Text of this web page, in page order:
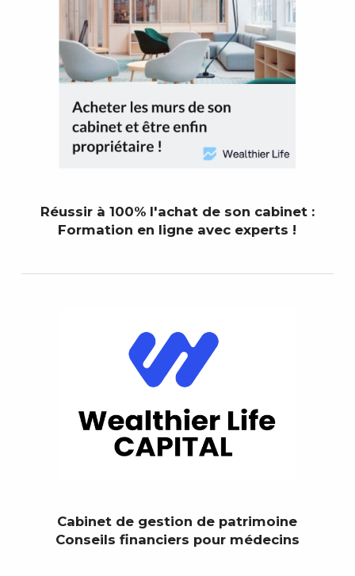
Réussir à 100% l'achat de son cabinet :
Formation en ligne avec experts !
Cabinet de gestion de patrimoine
Conseils financiers pour médecins